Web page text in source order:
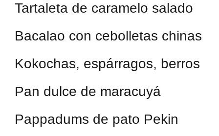
Tartaleta de caramelo salado
Bacalao con cebolletas chinas
Kokochas, espárragos, berros
Pan dulce de maracuyá
Pappadums de pato Pekin